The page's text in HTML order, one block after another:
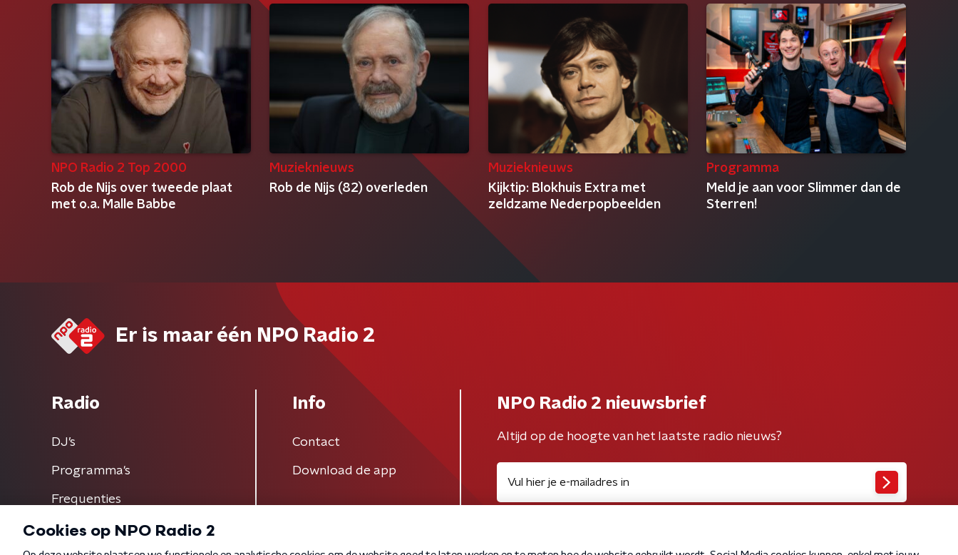
NPO Radio 2 Top 2000
Rob de Nijs over tweede plaat
met o.a. Malle Babbe
Muzieknieuws
Rob de Nijs (82) overleden
Muzieknieuws
Kijktip: Blokhuis Extra met
zeldzame Nederpopbeelden
Programma
Meld je aan voor Slimmer dan de
Sterren!
Er is maar één NPO Radio 2
Radio
DJ’s
Programma's
Frequenties
Info
Contact
Download de app
NPO Radio 2 nieuwsbrief
Altijd op de hoogte van het laatste radio nieuws?